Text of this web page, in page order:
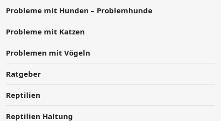
Probleme mit Hunden – Problemhunde
Probleme mit Katzen
Problemen mit Vögeln
Ratgeber
Reptilien
Reptilien Haltung